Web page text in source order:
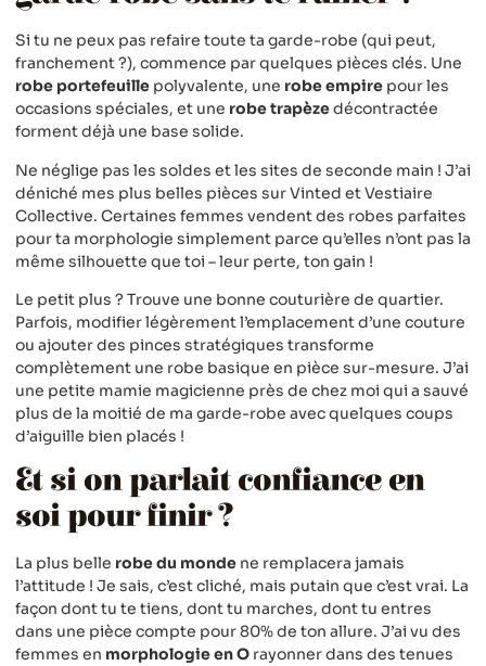
Si tu ne peux pas refaire toute ta garde-robe (qui peut,
franchement ?), commence par quelques pièces clés. Une
robe portefeuille polyvalente, une robe empire pour les
occasions spéciales, et une robe trapèzedécontractée
forment déjà une base solide.
Ne néglige pas les soldes et les sites de seconde main ! J’ai
déniché mes plus belles pièces sur Vinted et Vestiaire
Collective. Certaines femmes vendent des robes parfaites
pour ta morphologie simplement parce qu’elles n’ont pas la
même silhouette que toi – leur perte, ton gain !
Le petit plus ? Trouve une bonne couturière de quartier.
Parfois, modifier légèrement l’emplacement d’une couture
ou ajouter des pinces stratégiques transforme
complètement une robe basique en pièce sur-mesure. J’ai
une petite mamie magicienne près de chez moi qui a sauvé
plus de la moitié de ma garde-robe avec quelques coups
d’aiguille bien placés !
Et si on parlait confiance en
soi pour finir ?
La plus belle robe du monde ne remplacera jamais
l’attitude ! Je sais, c’est cliché, mais putain que c’est vrai. La
façon dont tu te tiens, dont tu marches, dont tu entres
dans une pièce compte pour 80% de ton allure. J’ai vu des
femmes en morphologie en O rayonner dans des tenues